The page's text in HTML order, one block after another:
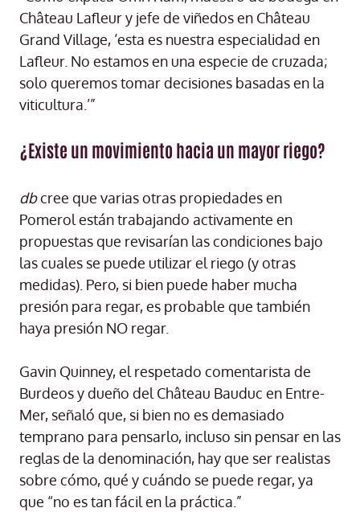
Château Lafleur y jefe de viñedos en Château
Grand Village, ‘esta es nuestra especialidad en
Lafleur. No estamos en una especie de cruzada;
solo queremos tomar decisiones basadas en la
viticultura.’”
¿Existe un movimiento hacia un mayor riego?
dbcree que varias otras propiedades en
Pomerol están trabajando activamente en
propuestas que revisarían las condiciones bajo
las cuales se puede utilizar el riego (y otras
medidas). Pero, si bien puede haber mucha
presión para regar, es probable que también
haya presión NO regar.
Gavin Quinney, el respetado comentarista de
Burdeos y dueño del Château Bauduc en Entre-
Mer, señaló que, si bien no es demasiado
temprano para pensarlo, incluso sin pensar en las
reglas de la denominación, hay que ser realistas
sobre cómo, qué y cuándo se puede regar, ya
que “no es tan fácil en la práctica.”